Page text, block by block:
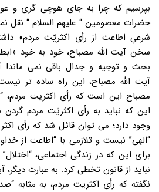
بپرسیم که چرا به جای هوچی گری و
حضرات معصومین “ علیهم السلام “ نقل
شرعیِ اطاعت از رأی اکثریّت مردم»
سخن آیت الله مصباح، خود به خود
بحث و توجیه و جدال باقی نمی
آیت الله مصباح، این راه ساده تر
مصباح این است که رأی اکثریت مردم،
این که نباید به رأی اکثریّت مردم
وجود دارد؛ می توان قائل شد که رأی
“الهی” نیست و تلازمی با “اطاعت از
برای این که در زندگی اجتماعی،
نباید از قانون تخطی کرد. به عبارت
نگفته که رأی اکثریت مردم، به مثابه